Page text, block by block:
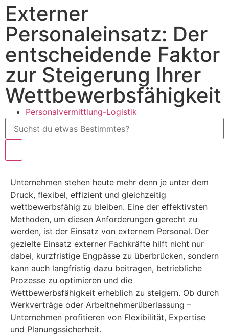
Externer
Personaleinsatz: Der
entscheidende Faktor
zur Steigerung Ihrer
Wettbewerbsfähigkeit
Personalvermittlung-Logistik
Unternehmen stehen heute mehr denn je unter dem
Druck, flexibel, effizient und gleichzeitig
wettbewerbsfähig zu bleiben. Eine der effektivsten
Methoden, um diesen Anforderungen gerecht zu
werden, ist der Einsatz von externem Personal. Der
gezielte Einsatz externer Fachkräfte hilft nicht nur
dabei, kurzfristige Engpässe zu überbrücken, sondern
kann auch langfristig dazu beitragen, betriebliche
Prozesse zu optimieren und die
Wettbewerbsfähigkeit erheblich zu steigern. Ob durch
Werkverträge oder Arbeitnehmerüberlassung –
Unternehmen profitieren von Flexibilität, Expertise
und Planungssicherheit.